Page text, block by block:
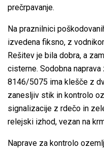
prečrpavanje.
Na praznilnici
izvedena fiksno, z
Rešitev je bila dobra, a
cisterne. Sodobna
8146/5075 ima klešče z
zanesljiv stik in kontrolo
signalizacije z rdečo in
relejski izhod, vezan na
Naprave za kontrolo